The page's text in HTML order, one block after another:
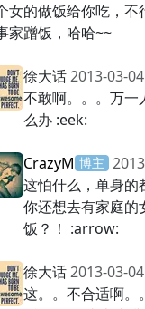
女的做饭给你吃，不
家蹭饭，哈哈~~
徐大话2013-03-
不敢啊。。。万一
么办 :eek:
CrazyM 博主
这怕什么，单身的
你还想去有家庭的
饭？！ :arrow:
徐大话2013-03-
这。。不合适啊。